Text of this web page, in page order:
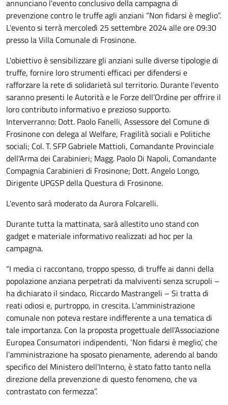
annunciano l'evento conclusivo della campagna di
prevenzione contro le truffe agli anziani “Non fidarsi è meglio”.
L'evento si terrà mercoledì 25 settembre 2024 alle ore 09:30
presso la Villa Comunale di Frosinone.
L'obiettivo è sensibilizzare gli anziani sulle diverse tipologie di
truffe, fornire loro strumenti efficaci per difendersi e
rafforzare la rete di solidarietà sul territorio. Durante l'evento
saranno presenti le Autorità e le Forze dell’Ordine per offrire il
loro contributo informativo e prezioso supporto.
Interverranno: Dott. Paolo Fanelli, Assessore del Comune di
Frosinone con delega al Welfare, Fragilità sociali e Politiche
sociali; Col. T. SFP Gabriele Mattioli, Comandante Provinciale
dell'Arma dei Carabinieri; Magg. Paolo Di Napoli, Comandante
Compagnia Carabinieri di Frosinone; Dott. Angelo Longo,
Dirigente UPGSP della Questura di Frosinone.
L'evento sarà moderato da Aurora Folcarelli.
Durante tutta la mattinata, sarà allestito uno stand con
gadget e materiale informativo realizzati ad hoc per la
campagna.
“I media ci raccontano, troppo spesso, di truffe ai danni della
popolazione anziana perpetrati da malviventi senza scrupoli –
ha dichiarato il sindaco, Riccardo Mastrangeli – Si tratta di
reati odiosi e, purtroppo, in crescita. L’amministrazione
comunale non poteva restare indifferente a una tematica di
tale importanza. Con la proposta progettuale dell’Associazione
Europea Consumatori indipendenti, ‘Non fidarsi è meglio’, che
l’amministrazione ha sposato pienamente, aderendo al bando
specifico del Ministero dell’Interno, è stato fatto tanto nella
direzione della prevenzione di questo fenomeno, che va
contrastato con fermezza”.